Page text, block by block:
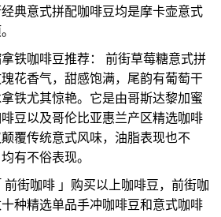
典意式拼配咖啡豆均是摩卡壶意式
铁咖啡豆推荐： 前街草莓糖意式拼
花香气，甜感饱满，尾韵有葡萄干
铁尤其惊艳。它是由哥斯达黎加蜜
豆以及哥伦比亚惠兰产区精选咖啡
覆传统意式风味，油脂表现也不
有不俗表现。
街咖啡 」购买以上咖啡豆，前街咖
种精选单品手冲咖啡豆和意式咖啡